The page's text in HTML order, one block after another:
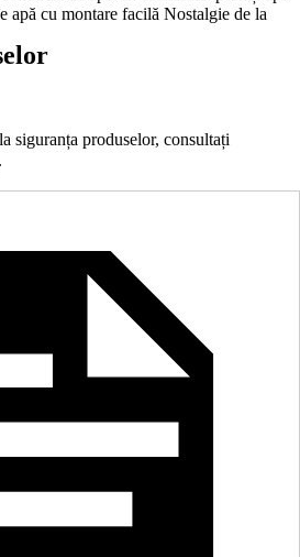
apă cu montare facilă Nostalgie de la
siguranța produselor, consultați
.